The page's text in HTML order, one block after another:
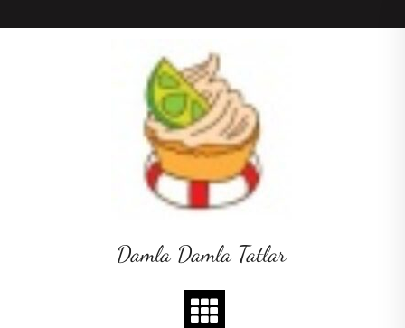
to
Damla Damla Tatlar